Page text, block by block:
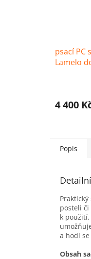
psací PC
Lamelo
4 400
Popis
posteli
k
a hodí
Obsah